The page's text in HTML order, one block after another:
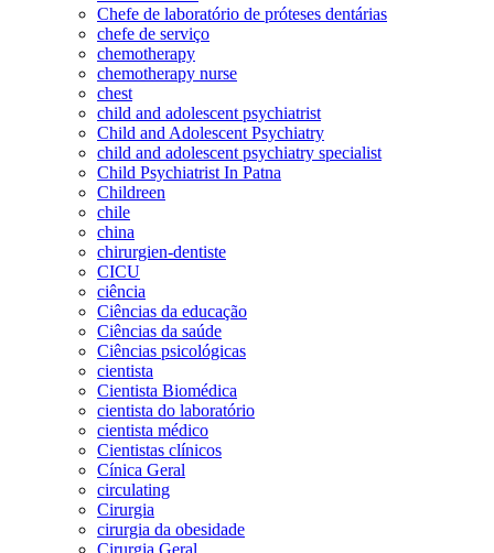
Chefe de laboratório de próteses dentárias
chefe de serviço
chemotherapy
chemotherapy nurse
chest
child and adolescent psychiatrist
Child and Adolescent Psychiatry
child and adolescent psychiatry specialist
Child Psychiatrist In Patna
Childreen
chile
china
chirurgien-dentiste
CICU
ciência
Ciências da educação
Ciências da saúde
Ciências psicológicas
cientista
Cientista Biomédica
cientista do laboratório
cientista médico
Cientistas clínicos
Cínica Geral
circulating
Cirurgia
cirurgia da obesidade
Cirurgia Geral